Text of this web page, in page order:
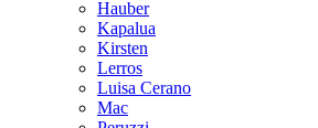
Hauber
Kapalua
Kirsten
Lerros
Luisa Cerano
Mac